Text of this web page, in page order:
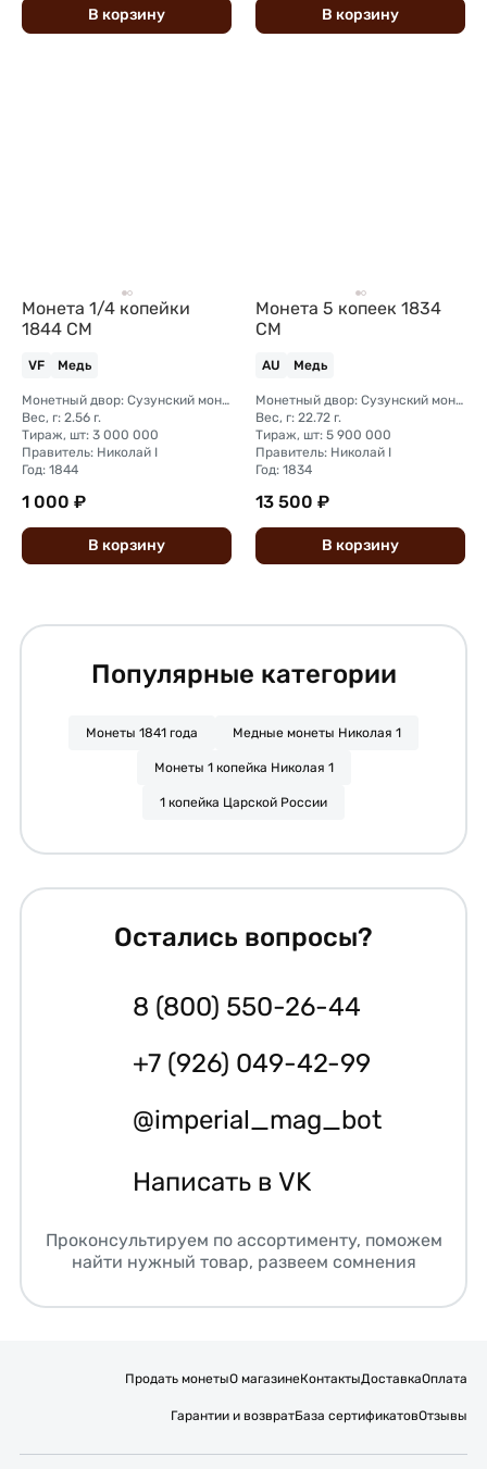
В корзину В корзину
Монета 1/4 копейки
1844 СМ
VF Медь
Монетный двор: Сузунский монетный двор (Сибирь)
Вес, г: 2.56 г.
Тираж, шт: 3 000 000
Правитель: Николай I
Год: 1844
1 000 ₽
В корзину
Монета 5 копеек 1834
СМ
AU Медь
Монетный двор: Сузунский монетный двор (Сибирь)
Вес, г: 22.72 г.
Тираж, шт: 5 900 000
Правитель: Николай I
Год: 1834
13 500 ₽
В корзину
Популярные категории
Монеты 1841 года Медные монеты Николая 1
Монеты 1 копейка Николая 1
1 копейка Царской России
Остались вопросы?
8 (800) 550-26-44
+7 (926) 049-42-99
@imperial_mag_bot
Написать в VK
Проконсультируем по ассортименту, поможем
найти нужный товар, развеем сомнения
Продать монетыО магазинеКонтактыДоставкаОплата
Гарантии и возвратБаза сертификатовОтзывы